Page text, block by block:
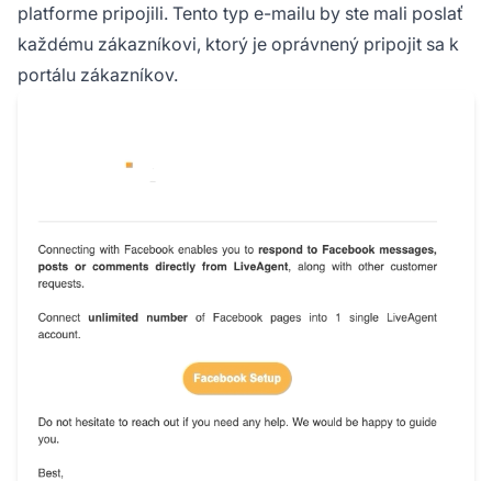
platforme pripojili. Tento typ e-mailu by ste mali poslať
každému zákazníkovi, ktorý je oprávnený pripojit sa k
portálu zákazníkov.